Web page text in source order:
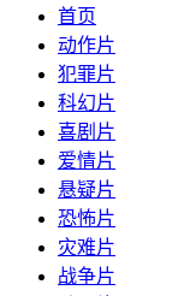
首页
动作片
犯罪片
科幻片
喜剧片
爱情片
悬疑片
恐怖片
灾难片
战争片